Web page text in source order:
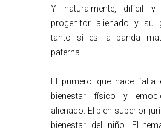
Y naturalmente, difícil
progenitor alienado y su
tanto si es la banda
paterna.
El primero que hace falta
bienestar físico y
alienado. El bien superior
bienestar del niño. El